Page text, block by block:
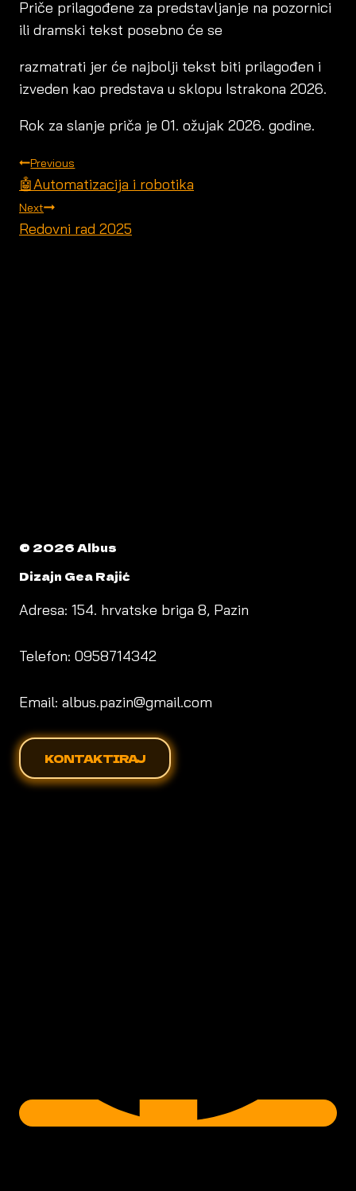
Priče prilagođene za predstavljanje na pozornici
ili dramski tekst posebno će se
razmatrati jer će najbolji tekst biti prilagođen i
izveden kao predstava u sklopu Istrakona 2026.
Rok za slanje priča je 01. ožujak 2026. godine.
POST
NAVIGATION
Previous
🤖Automatizacija i robotika
Next
Redovni rad 2025
© 2026 Albus
Dizajn Gea Rajić
Adresa: 154. hrvatske briga 8, Pazin
Telefon: 0958714342
Email: albus.pazin@gmail.com
KONTAKTIRAJ